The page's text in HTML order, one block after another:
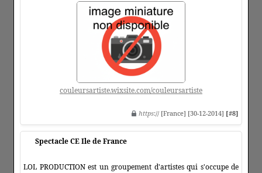
couleursartiste.wixsite.com/couleursartiste
https:// [France] [30-12-2014] [#8]
Spectacle CE Ile de France
LOL PRODUCTION est un groupement d'artistes qui s'occupe de